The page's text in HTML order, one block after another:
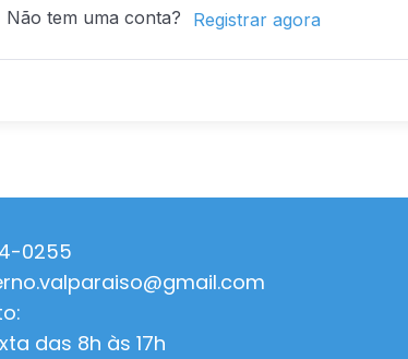
Não tem uma conta? Registrar agora
0255
das 8h às 17h